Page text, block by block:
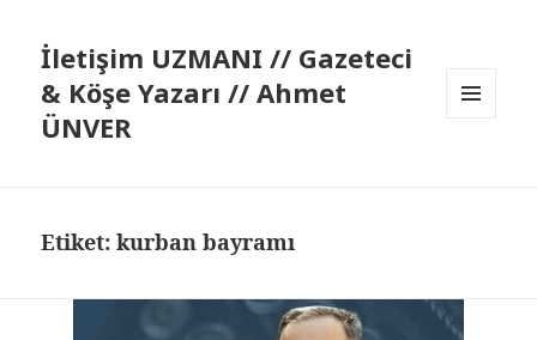
İletişim UZMANI // Gazeteci
& Köşe Yazarı // Ahmet
ÜNVER
Etiket:kurban bayramı